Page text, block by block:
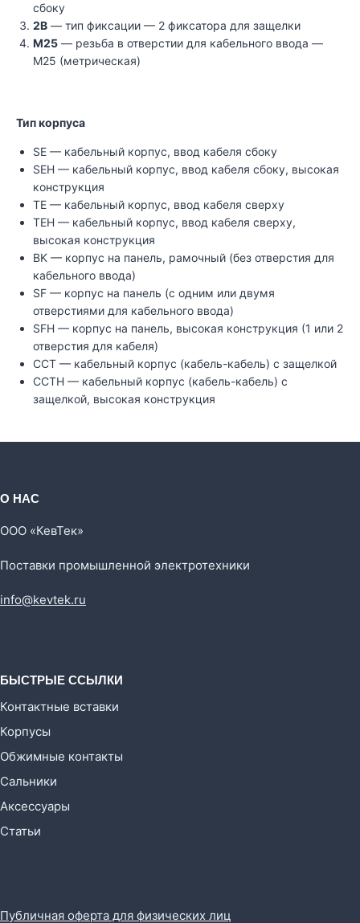
сбоку
2B — тип фиксации — 2 фиксатора для защелки
M25 — резьба в отверстии для кабельного ввода —
M25 (метрическая)
Тип корпуса
SE — кабельный корпус, ввод кабеля сбоку
SEH — кабельный корпус, ввод кабеля сбоку, высокая
конструкция
TE — кабельный корпус, ввод кабеля сверху
TEH — кабельный корпус, ввод кабеля сверху,
высокая конструкция
BK — корпус на панель, рамочный (без отверстия для
кабельного ввода)
SF — корпус на панель (с одним или двумя
отверстиями для кабельного ввода)
SFH — корпус на панель, высокая конструкция (1 или 2
отверстия для кабеля)
CCT — кабельный корпус (кабель-кабель) с защелкой
CCTH — кабельный корпус (кабель-кабель) с
защелкой, высокая конструкция
О НАС
ООО «КевТек»
Поставки промышленной электротехники
info@kevtek.ru
БЫСТРЫЕ ССЫЛКИ
Контактные вставки
Корпусы
Обжимные контакты
Сальники
Аксессуары
Статьи
Публичная оферта для физических лиц